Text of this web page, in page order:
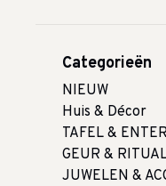
Categorieën
NIEUW
Huis & Décor
TAFEL &
GEUR &
JUWELEN &